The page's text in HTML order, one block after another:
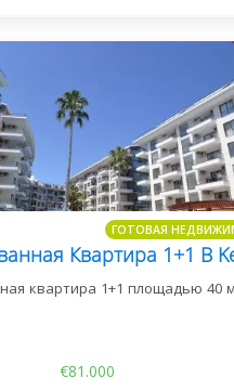
ГОТОВАЯ
квартира 1+1 площадью 40
€81.000